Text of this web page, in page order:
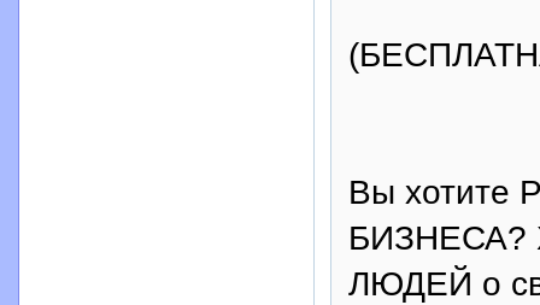
Вы хотите
БИЗНЕСА?
ЛЮДЕЙ о